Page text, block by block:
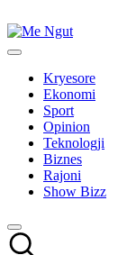
to
content
Me
Këtu
lajmet
ngut
Kryesore
Ekonomi
Sport
Opinion
Teknologji
Biznes
Rajoni
Show Bizz